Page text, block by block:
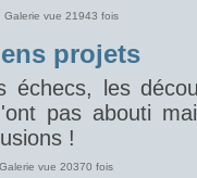
Galerie vue 21943 fois
projets
échecs, les
pas abouti
!
vue 20370 fois